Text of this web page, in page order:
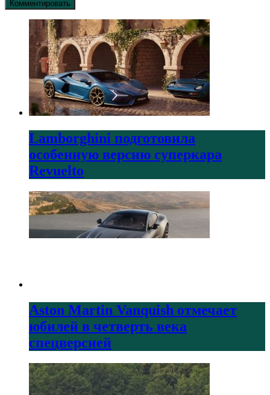
Lamborghini подготовила
особенную версию суперкара
Revuelto
Aston Martin Vanquish отмечает
юбилей в четверть века
спецверсией